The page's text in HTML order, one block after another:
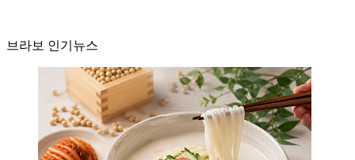
브라보 인기뉴스